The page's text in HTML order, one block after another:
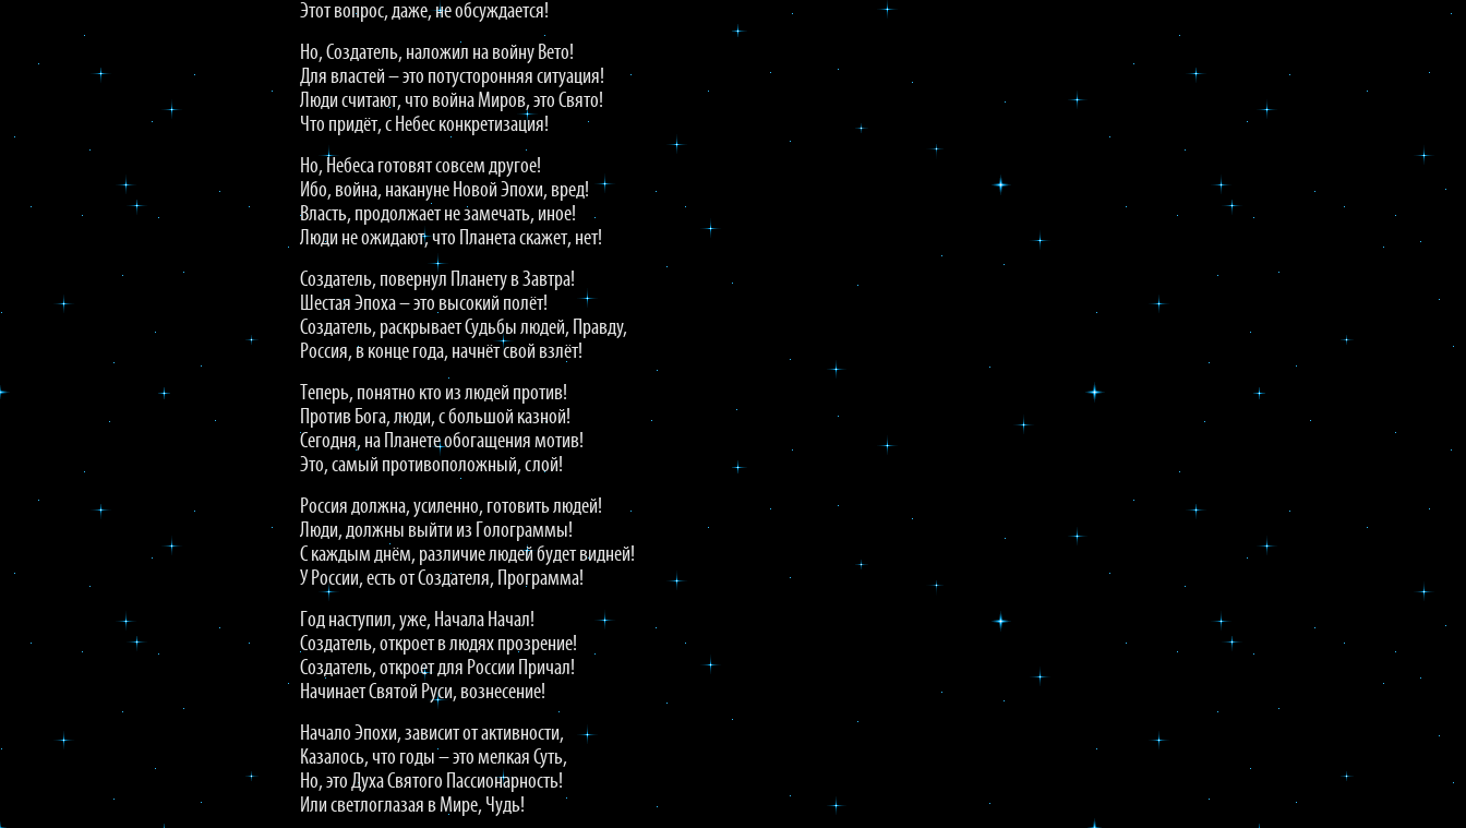
Этот вопрос, даже, не обсуждается!
Но, Создатель, наложил на войну Вето!
Для властей – это потусторонняя ситуация!
Люди считают, что война Миров, это Свято!
Что придёт, с Небес конкретизация!
Но, Небеса готовят совсем другое!
Ибо, война, накануне Новой Эпохи, вред!
Власть, продолжает не замечать, иное!
Люди не ожидают, что Планета скажет, нет!
Создатель, повернул Планету в Завтра!
Шестая Эпоха – это высокий полёт!
Создатель, раскрывает Судьбы людей, Правду,
Россия, в конце года, начнёт свой взлёт!
Теперь, понятно кто из людей против!
Против Бога, люди, с большой казной!
Сегодня, на Планете обогащения мотив!
Это, самый противоположный, слой!
Россия должна, усиленно, готовить людей!
Люди, должны выйти из Голограммы!
С каждым днём, различие людей будет видней!
У России, есть от Создателя, Программа!
Год наступил, уже, Начала Начал!
Создатель, откроет в людях прозрение!
Создатель, откроет для России Причал!
Начинает Святой Руси, вознесение!
Начало Эпохи, зависит от активности,
Казалось, что годы – это мелкая Суть,
Но, это Духа Святого Пассионарность!
Или светлоглазая в Мире, Чудь!